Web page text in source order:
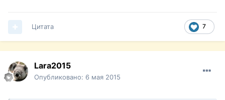
7
Цитата
Lara2015
Опубликовано: 6 мая 2015